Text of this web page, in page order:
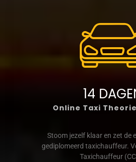
14
Online Taxi
Stoom jezelf klaar en zet de
gediplomeerd taxichauffeur.
Taxichauffeur